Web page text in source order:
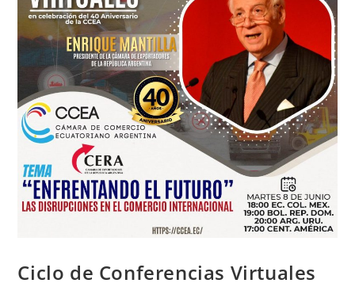
Estructurales
Complejos
A
Enfrentar
En
Este
Periodo»
Ciclo de Conferencias Virtuales